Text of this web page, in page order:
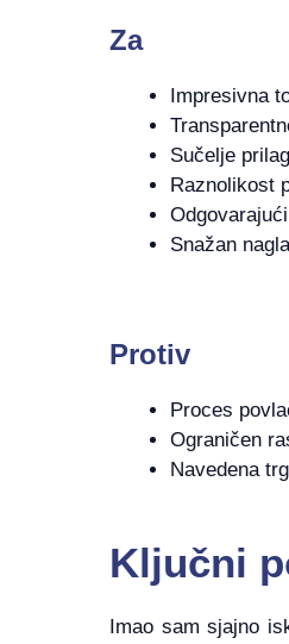
Za
Impresivna
Sučelje
Raznolikost
Snažan
Protiv
Proces
Ograničen
Navedena
Ključni
Imao sam sjajno